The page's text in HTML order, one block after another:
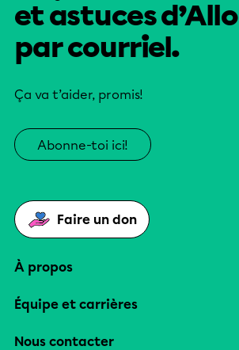
et astuces
par courriel.
Ça va t’aider, promis!
Abonne-toi ici!
Faire un don
À propos
Équipe et carrières
Nous contacter